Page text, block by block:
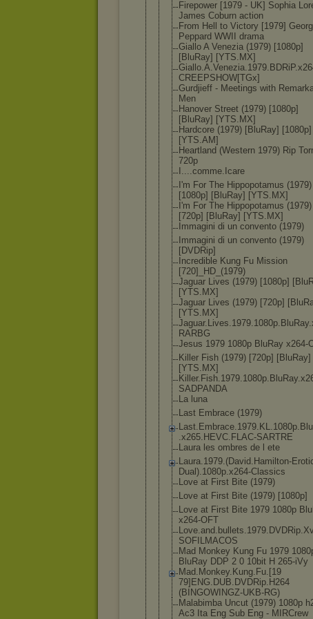
Firepower [1979 - UK] Sophia
James Coburn action
From Hell to Victory [1979]
Peppard WWII drama
Giallo A Venezia (1979) [1080p]
[BluRay] [YTS.MX]
Giallo.A.Venezia.1979.
CREEPSHOW[TGx]
Gurdjieff - Meetings with
Men
Hanover Street (1979) [1080p]
[BluRay] [YTS.MX]
Hardcore (1979) [BluRay] [1080p]
[YTS.AM]
Heartland (Western 1979) Rip
720p
I....comme. Icare
I'm For The Hippopotamus (1979)
[1080p] [BluRay] [YTS.MX]
I'm For The Hippopotamus (1979)
[720p] [BluRay] [YTS.MX]
Immagini di un convento (1979)
Immagini di un convento (1979)
[DVDRip]
Incredible Kung Fu Mission
[720]_HD_(1979)
Jaguar Lives (1979) [1080p]
[YTS.MX]
Jaguar Lives (1979) [720p]
[YTS.MX]
Jaguar.Lives.1979.1080
RARBG
Jesus 1979 1080p BluRay x264-
Killer Fish (1979) [720p] [BluRay]
[YTS.MX]
Killer.Fish.1979.1080p
SADPANDA
La luna
Last Embrace (1979)
Last.Embrace.1979.KL.1
.x265.HEVC. FLAC-SARTRE
Laura les ombres de l ete
Laura.1979.(David.Hami lton-
Dual).1080p.x264-Classics
Love at First Bite (1979)
Love at First Bite (1979) [1080p]
Love at First Bite 1979 1080p
x264-OFT
Love.and.bu llets.1979.
SOFILMACOS
Mad Monkey Kung Fu 1979
BluRay DDP 2 0 10bit H 265-iVy
Mad.Monkey. Kung.Fu.[19
79]ENG.DUB. DVDRip.H264
(BINGOWINGZ-UKB-RG)
Malabimba Uncut (1979) 1080p
Ac3 Ita Eng Sub Eng - MIRCrew